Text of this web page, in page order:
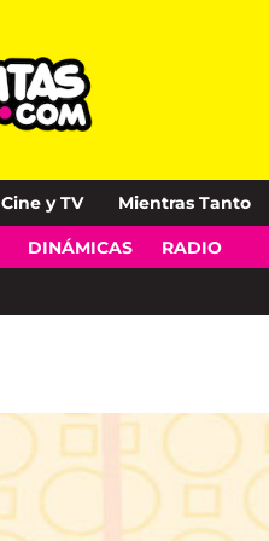
Cine y TV Mientras Tanto
DINÁMICAS RADIO